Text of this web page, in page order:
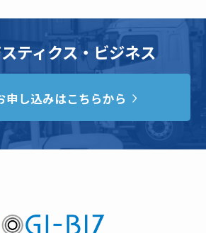
ティクス・ビジネス
申し込みはこちらから